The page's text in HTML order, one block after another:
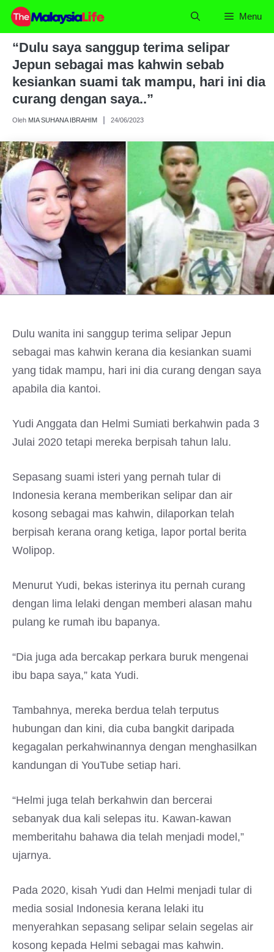
Skip
content
Menu
“Dulu saya sanggup terima selipar
Jepun sebagai mas kahwin sebab
kesiankan suami tak mampu, hari ini dia
curang dengan saya..”
Oleh MIA SUHANA IBRAHIM 24/06/2023
Dulu wanita ini sanggup terima selipar Jepun
sebagai mas kahwin kerana dia kesiankan suami
yang tidak mampu, hari ini dia curang dengan saya
apabila dia kantoi.
Yudi Anggata dan Helmi Sumiati berkahwin pada 3
Julai 2020 tetapi mereka berpisah tahun lalu.
Sepasang suami isteri yang pernah tular di
Indonesia kerana memberikan selipar dan air
kosong sebagai mas kahwin, dilaporkan telah
berpisah kerana orang ketiga, lapor portal berita
Wolipop.
Menurut Yudi, bekas isterinya itu pernah curang
dengan lima lelaki dengan memberi alasan mahu
pulang ke rumah ibu bapanya.
“Dia juga ada bercakap perkara buruk mengenai
ibu bapa saya,” kata Yudi.
Tambahnya, mereka berdua telah terputus
hubungan dan kini, dia cuba bangkit daripada
kegagalan perkahwinannya dengan menghasilkan
kandungan di YouTube setiap hari.
“Helmi juga telah berkahwin dan bercerai
sebanyak dua kali selepas itu. Kawan-kawan
memberitahu bahawa dia telah menjadi model,”
ujarnya.
Pada 2020, kisah Yudi dan Helmi menjadi tular di
media sosial Indonesia kerana lelaki itu
menyerahkan sepasang selipar selain segelas air
kosong kepada Helmi sebagai mas kahwin.